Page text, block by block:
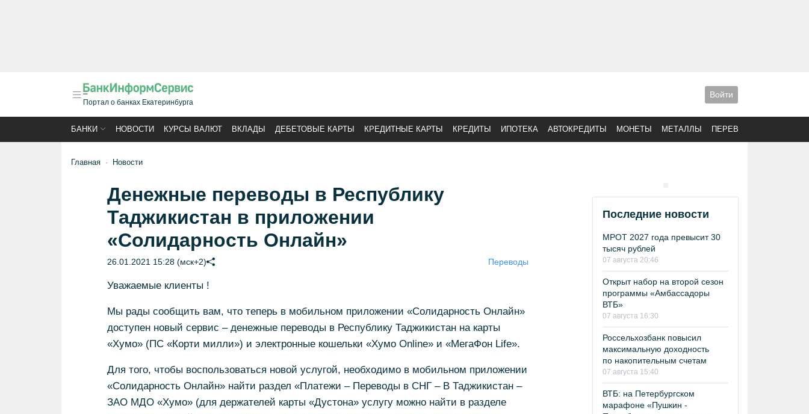
Портал о банках Екатеринбурга
Войти
БАНКИ НОВОСТИ КУРСЫ ВАЛЮТ ВКЛАДЫ ДЕБЕТОВЫЕ КАРТЫ КРЕДИТНЫЕ КАРТЫ КРЕДИТЫ ИПОТЕКА АВТОКРЕДИТЫ МОНЕТЫ МЕТАЛЛЫ ПЕРЕВОДЫ
Главная Новости
Денежные переводы в Республику
Таджикистан в приложении
«Солидарность Онлайн»
26.01.2021 15:28 (мск+2) Переводы
Уважаемые клиенты !
Мы рады сообщить вам, что теперь в мобильном приложении «Солидарность Онлайн»
доступен новый сервис – денежные переводы в Республику Таджикистан на карты
«Хумо» (ПС «Корти милли») и электронные кошельки «Хумо Online» и «МегаФон Life».
Для того, чтобы воспользоваться новой услугой, необходимо в мобильном приложении
«Солидарность Онлайн» найти раздел «Платежи – Переводы в СНГ – В Таджикистан –
ЗАО МДО «Хумо» (для держателей карты «Дустона» услугу можно найти в разделе
Последние новости
МРОТ 2027 года превысит 30
тысяч рублей
07 августа 20:46
Открыт набор на второй сезон
программы «Амбассадоры
ВТБ»
07 августа 16:30
Россельхозбанк повысил
максимальную доходность
по накопительным счетам
07 августа 15:40
ВТБ: на Петербургском
марафоне «Пушкин -